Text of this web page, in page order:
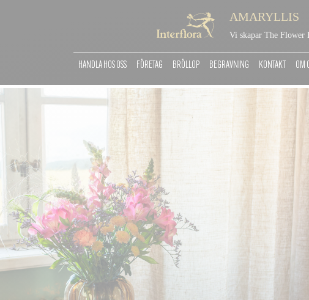
AMARYLLIS
Vi skapar The Flower
HANDLA HOS OSS FÖRETAG BRÖLLOP BEGRAVNING KONTAKT OM